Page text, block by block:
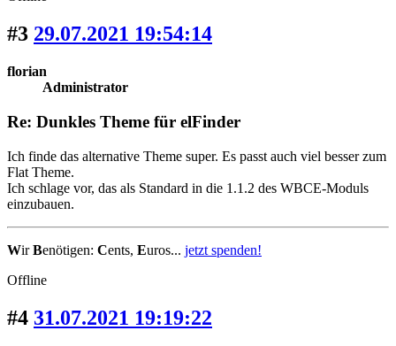
#3 29.07.2021 19:54:14
florian
Administrator
Re: Dunkles Theme für elFinder
Ich finde das alternative Theme super. Es passt auch viel besser zum
Flat Theme.
Ich schlage vor, das als Standard in die 1.1.2 des WBCE-Moduls
einzubauen.
WirBenötigen: Cents, Euros... jetzt spenden!
Offline
#4 31.07.2021 19:19:22